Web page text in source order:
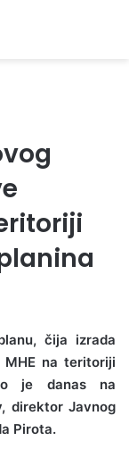
čija izrada
na teritoriji
je danas na
direktor Javnog
Pirota.